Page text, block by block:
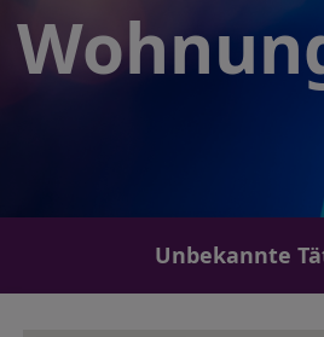
Unbekannte